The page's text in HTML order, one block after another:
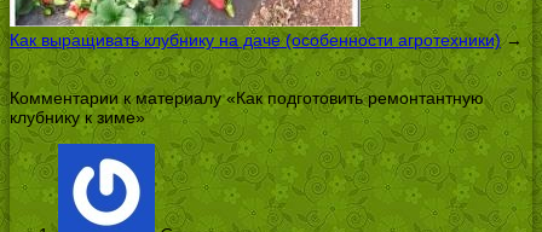
Как выращивать клубнику на даче (особенности агротехники)→
Комментарии к материалу «Как подготовить ремонтантную
клубнику к зиме»